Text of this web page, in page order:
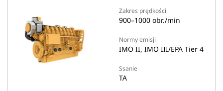
Zakres prędkości
900–1000 obr./min
Normy emisji
IMO II, IMO III/EPA Tier 4
Ssanie
TA